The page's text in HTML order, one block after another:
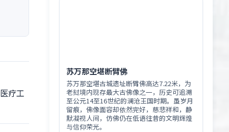
疗工
苏万那空堪断臂佛
苏万那空堪古城遗址断臂佛高达7.22米，为
老挝境内现存最大古佛像之一，历史可追溯
至公元14至16世纪的澜沧王国时期。虽岁月
留痕，佛像面容却依然完好，慈悲祥和，静
默凝视人间，仿佛仍在低语往昔的文明辉煌
与信仰荣光。